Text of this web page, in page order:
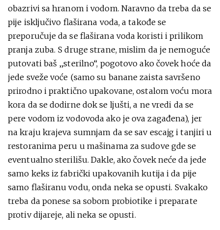
obazrivi sa hranom i vodom. Naravno da treba da se
pije isključivo flaširana voda, a takođe se
preporučuje da se flaširana voda koristi i prilikom
pranja zuba. S druge strane, mislim da je nemoguće
putovati baš „sterilno“, pogotovo ako čovek hoće da
jede sveže voće (samo su banane zaista savršeno
prirodno i praktično upakovane, ostalom voću mora
kora da se dodirne dok se ljušti, a ne vredi da se
pere vodom iz vodovoda ako je ova zagađena), jer
na kraju krajeva sumnjam da se sav escajg i tanjiri u
restoranima peru u mašinama za sudove gde se
eventualno sterilišu. Dakle, ako čovek neće da jede
samo keks iz fabrički upakovanih kutija i da pije
samo flaširanu vodu, onda neka se opusti. Svakako
treba da ponese sa sobom probiotike i preparate
protiv dijareje, ali neka se opusti.